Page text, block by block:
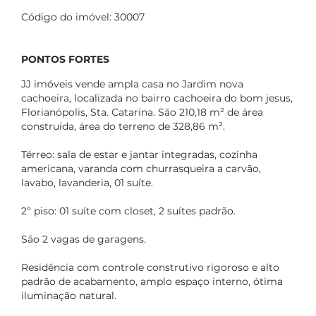
Código do imóvel: 30007
PONTOS FORTES
JJ imóveis vende ampla casa no Jardim nova
cachoeira, localizada no bairro cachoeira do bom jesus,
Florianópolis, Sta. Catarina. São 210,18 m² de área
construída, área do terreno de 328,86 m².
Térreo: sala de estar e jantar integradas, cozinha
americana, varanda com churrasqueira a carvão,
lavabo, lavanderia, 01 suíte.
2º piso: 01 suíte com closet, 2 suítes padrão.
São 2 vagas de garagens.
Residência com controle construtivo rigoroso e alto
padrão de acabamento, amplo espaço interno, ótima
iluminação natural.